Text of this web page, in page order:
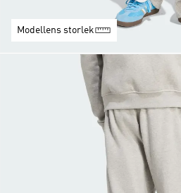
Modellens storlek